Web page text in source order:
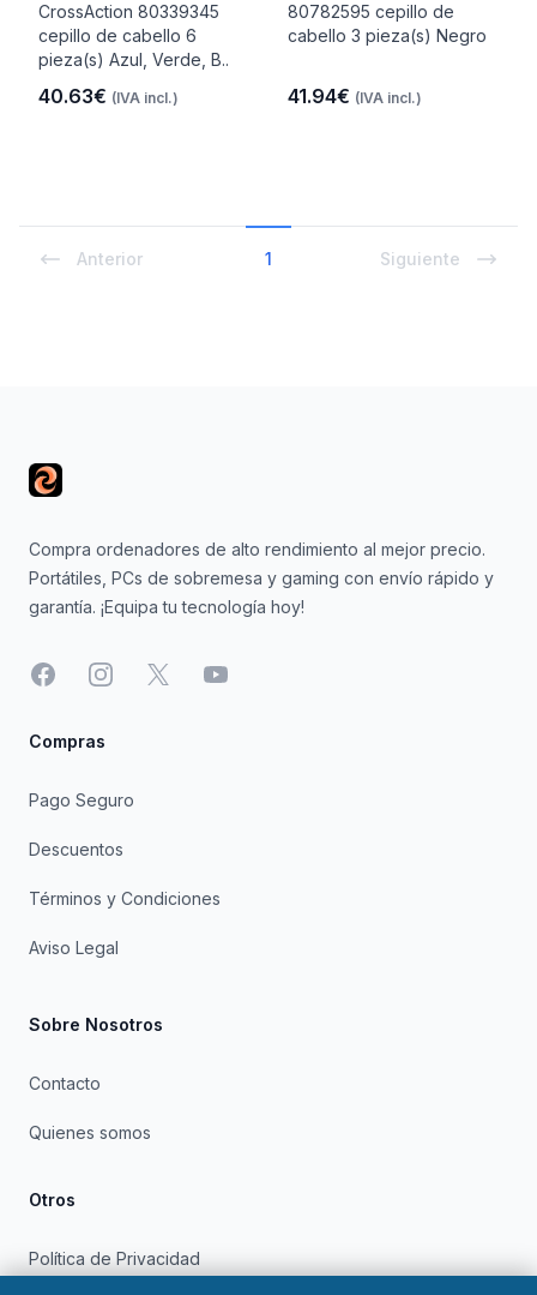
CrossAction 80339345
cepillo de cabello 6
pieza(s) Azul, Verde, B..
40.63€ (IVA incl.)
80782595 cepillo de
cabello 3 pieza(s) Negro
41.94€ (IVA incl.)
Anterior 1 Siguiente
Compra ordenadores de alto rendimiento al mejor precio.
Portátiles, PCs de sobremesa y gaming con envío rápido y
garantía. ¡Equipa tu tecnología hoy!
FacebookInstagram
X YouTube
Compras
Pago Seguro
Descuentos
Términos y Condiciones
Aviso Legal
Sobre Nosotros
Contacto
Quienes somos
Otros
Política de Privacidad